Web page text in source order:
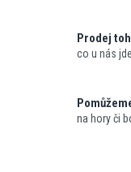
Prodej
co u nás
na hory či